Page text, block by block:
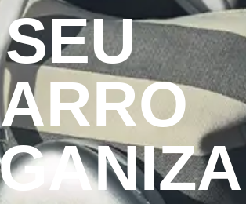
SEU